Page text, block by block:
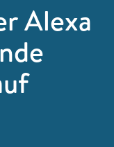
Alexa